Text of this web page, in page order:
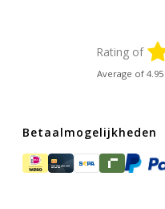
Rating of
Average of 4.95
Betaalmogelijkheden